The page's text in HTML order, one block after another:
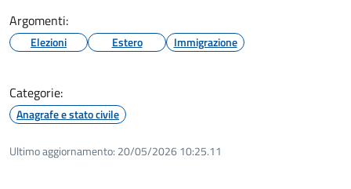
Argomenti:
Elezioni Estero Immigrazione
Categorie:
Anagrafe e stato civile
Ultimo aggiornamento: 20/05/2026 10:25.11